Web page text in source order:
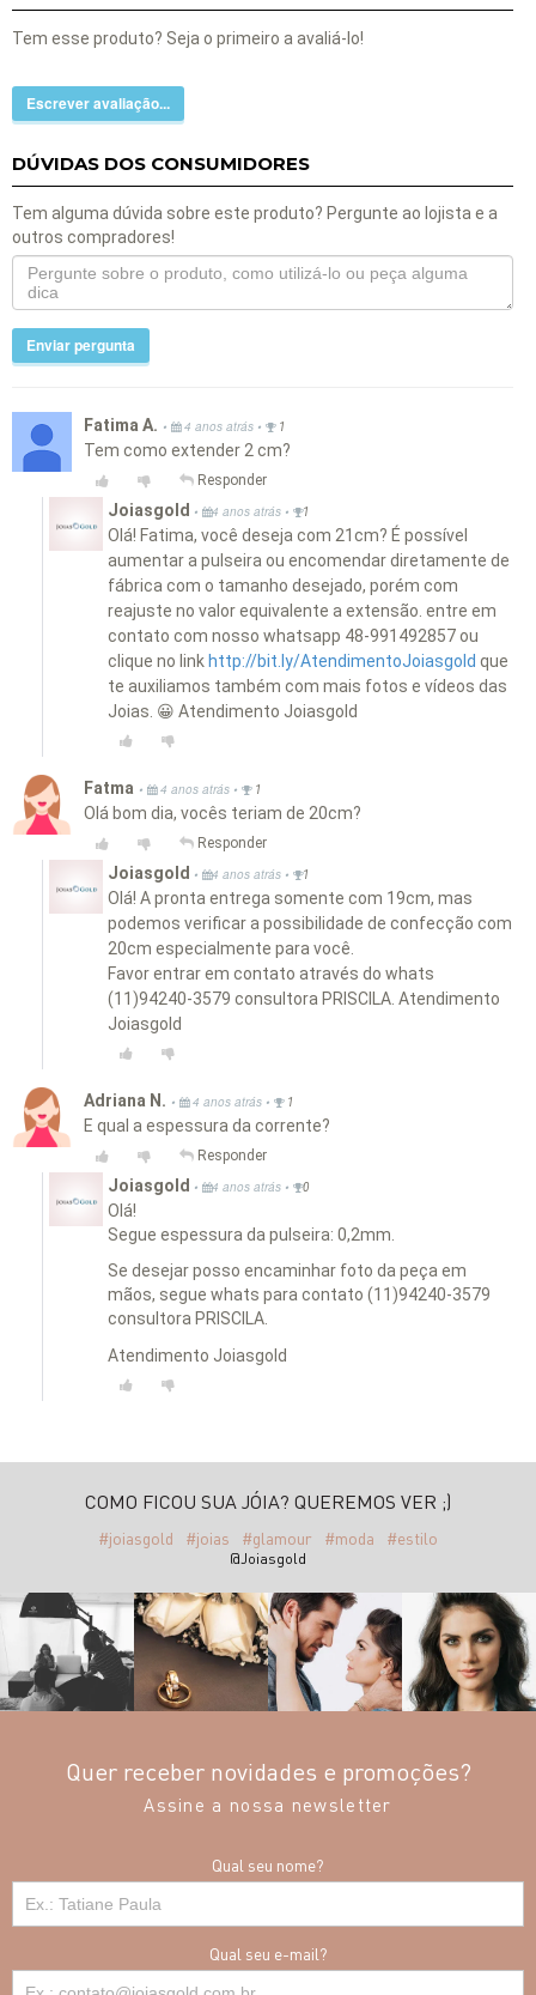
Tem esse produto? Seja o primeiro a avaliá-lo!
Escrever avaliação...
DÚVIDAS DOS CONSUMIDORES
Tem alguma dúvida sobre este produto? Pergunte ao lojista e a
outros compradores!
Enviar pergunta
Fatima A. • 4 anos atrás • 1
Tem como extender 2 cm?
Responder
Joiasgold • 4 anos atrás • 1
Olá! Fatima, você deseja com 21cm? É possível
aumentar a pulseira ou encomendar diretamente de
fábrica com o tamanho desejado, porém com
reajuste no valor equivalente a extensão. entre em
contato com nosso whatsapp 48-991492857 ou
clique no link http://bit.ly/AtendimentoJoiasgold que
te auxiliamos também com mais fotos e vídeos das
Joias. 😀 Atendimento Joiasgold
Fatma • 4 anos atrás • 1
Olá bom dia, vocês teriam de 20cm?
Responder
Joiasgold • 4 anos atrás • 1
Olá! A pronta entrega somente com 19cm, mas
podemos verificar a possibilidade de confecção com
20cm especialmente para você.
Favor entrar em contato através do whats
(11)94240-3579 consultora PRISCILA. Atendimento
Joiasgold
Adriana N. • 4 anos atrás • 1
E qual a espessura da corrente?
Responder
Joiasgold • 4 anos atrás • 0
Olá!
Segue espessura da pulseira: 0,2mm.
Se desejar posso encaminhar foto da peça em
mãos, segue whats para contato (11)94240-3579
consultora PRISCILA.
Atendimento Joiasgold
COMO FICOU SUA JÓIA? QUEREMOS VER ;)
#joiasgold #joias #glamour #moda #estilo
@Joiasgold
Quer receber novidades e promoções?
Assine a nossa newsletter
Qual seu nome?
Qual seu e-mail?